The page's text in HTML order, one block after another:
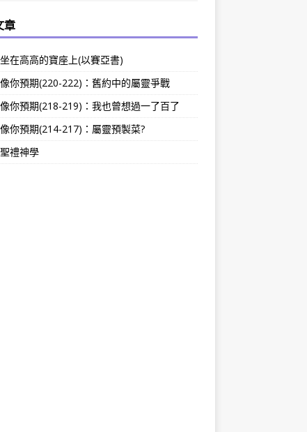
章
在高高的寶座上(以賽亞書)
你預期(220-222)：舊約中的屬靈爭戰
你預期(218-219)：我也曾想過一了百了
你預期(214-217)：屬靈預製菜?
禮神學